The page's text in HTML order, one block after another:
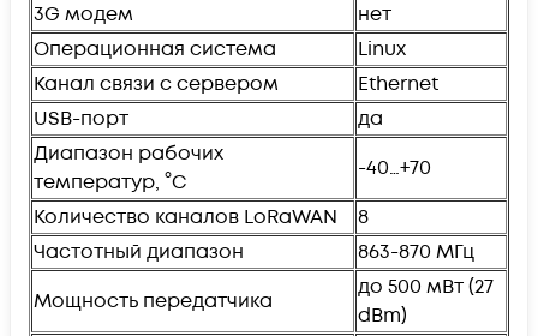
3G модем
нет
Операционная система
Linux
Канал связи с сервером
Ethernet
USB-порт
да
Диапазон рабочих
температур, °С
-40…+70
Количество каналов LoRaWAN
8
Частотный диапазон
863-870 МГц
Мощность передатчика
до 500 мВт (27
dBm)